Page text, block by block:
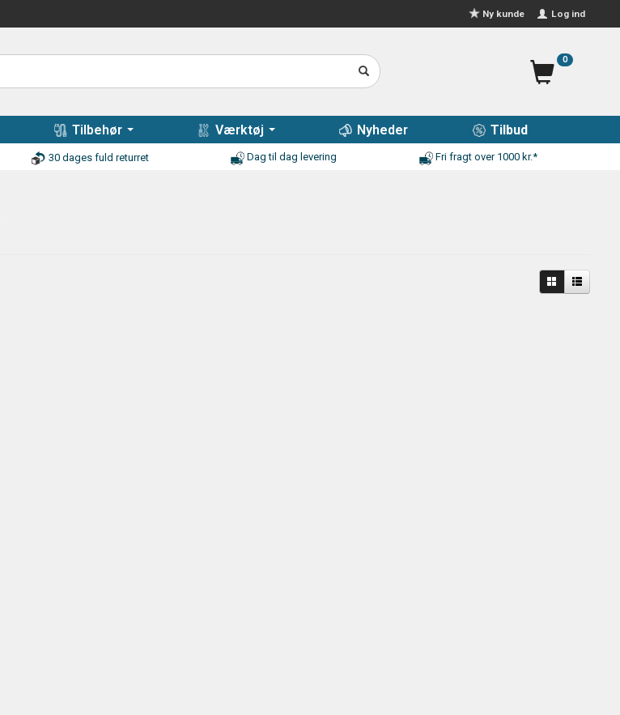
Log ind
Ny kunde
0
Tilbehør Værktøj Nyheder Tilbud
30 dages fuld returret Dag til dag levering Fri fragt over 1000 kr.*